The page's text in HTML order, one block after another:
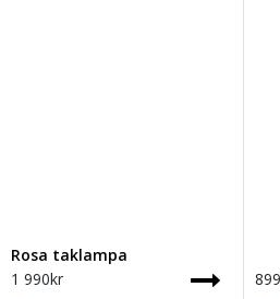
Rosa taklampa
1 990kr
899